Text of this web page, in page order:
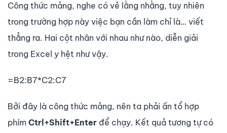
Công thức mảng, nghe có vẻ lằng nhằng, tuy nhiên
trong trường hợp này việc bạn cần làm chỉ là… viết
thẳng ra. Hai cột nhân với nhau như nào, diễn giải
trong Excel y hệt như vậy.
=B2:B7*C2:C7
Bởi đây là công thức mảng, nên ta phải ấn tổ hợp
phím Ctrl+Shift+Enter để chạy. Kết quả tương tự có